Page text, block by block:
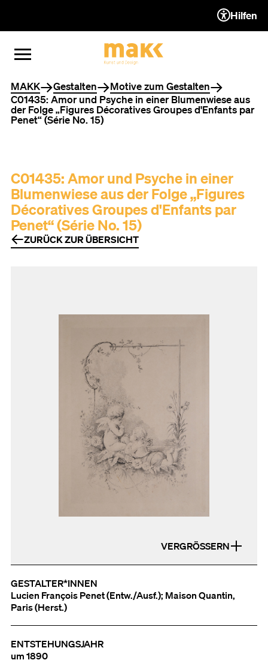
ZUM INHALT (ACCESSKEY 1)
ZUR NAVIGATION
ZUM FOOTER (ACCESSKEY 3)
MENÜ ÖFFNEN
MENÜ SCHLIESSEN
Hilfen
Sie befinden sich hier
MAKK Gestalten
Motive zum Gestalten
C01435: Amor und Psyche in einer Blumenwiese aus
der Folge „Figures Décoratives Groupes d'Enfants par
Penet“ (Série No. 15)
C01435: Amor und Psyche in einer
Blumenwiese aus der Folge „Figures
Décoratives Groupes d'Enfants par
Penet“ (Série No. 15)
ZURÜCK ZUR ÜBERSICHT
VERGRÖSSERN
GESTALTER*INNEN
Lucien François Penet (Entw./Ausf.); Maison Quantin,
Paris (Herst.)
ENTSTEHUNGSJAHR
um 1890